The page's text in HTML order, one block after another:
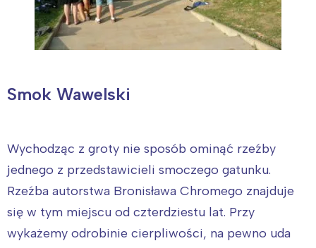
Smok Wawelski
Wychodząc z groty nie sposób ominąć rzeźby
jednego z przedstawicieli smoczego gatunku.
Rzeźba autorstwa Bronisława Chromego znajduje
się w tym miejscu od czterdziestu lat. Przy
wykażemy odrobinie cierpliwości, na pewno uda